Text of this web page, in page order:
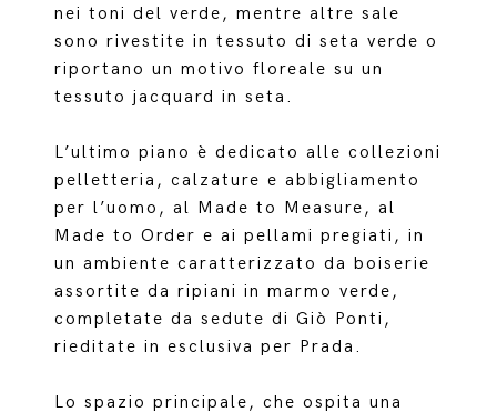
nei toni del verde, mentre altre sale
sono rivestite in tessuto di seta verde o
riportano un motivo floreale su un
tessuto jacquard in seta.
L’ultimo piano è dedicato alle collezioni
pelletteria, calzature e abbigliamento
per l’uomo, al Made to Measure, al
Made to Order e ai pellami pregiati, in
un ambiente caratterizzato da boiserie
assortite da ripiani in marmo verde,
completate da sedute di Giò Ponti,
rieditate in esclusiva per Prada.
Lo spazio principale, che ospita una